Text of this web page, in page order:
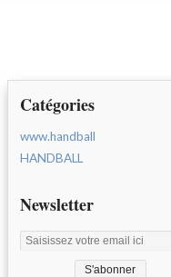
Catégories
www.handball
HANDBALL
Newsletter